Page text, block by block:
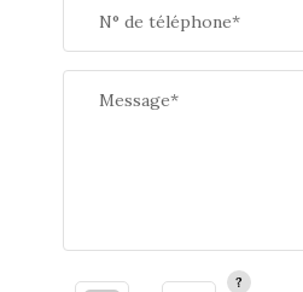
N° de téléphone*
Message*